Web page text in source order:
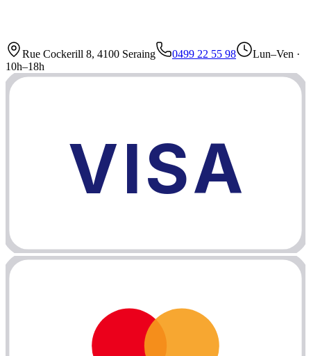
Rue Cockerill 8, 4100 Seraing 0499 22 55 98
Lun–Ven ·
10h–18h
VISA